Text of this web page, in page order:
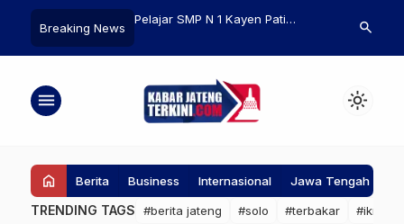
Breaking News
Data dari Ponsel
Baru
Pelajar SMP N 1 Kayen Pati
Sabet Medali Emas di ISIF 2025
PKS
Bandang
search
menu light_mode
home Berita Business Internasional Jawa Tengah
TRENDING TAGS #berita jateng #solo #terbakar #ikn